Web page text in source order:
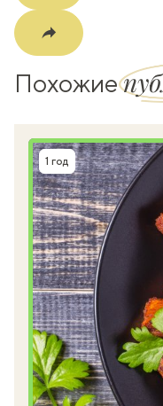
Похожие
Время приготовления
1 год